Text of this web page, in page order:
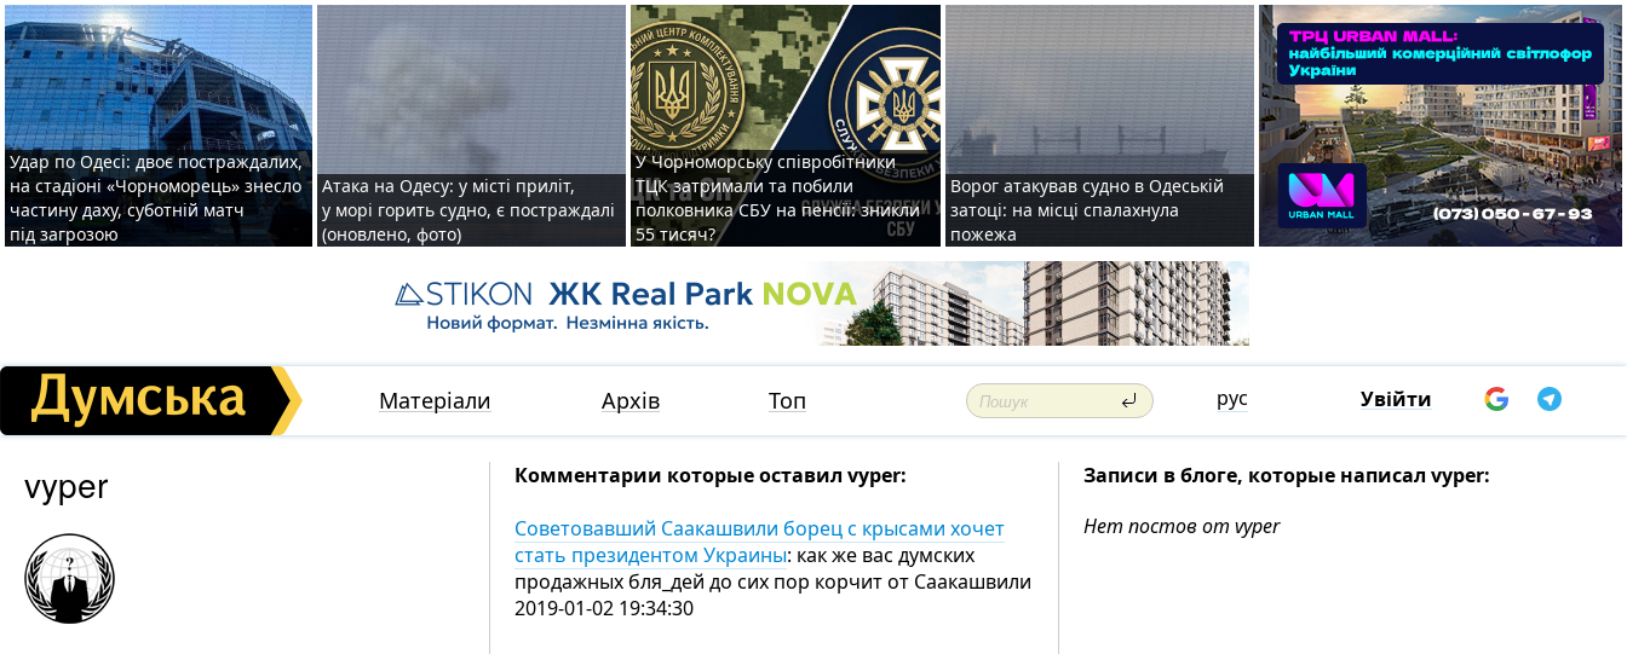
Удар по Одесі: двоє постраждалих,
на стадіоні «Чорноморець» знесло
частину даху, суботній матч
під загрозою
Атака на Одесу: у місті приліт,
у морі горить судно, є постраждалі
(оновлено, фото)
У Чорноморську співробітники
ТЦК затримали та побили
полковника СБУ на пенсії: зникли
55 тисяч?
Ворог атакував судно в Одеській
затоці: на місці спалахнула
пожежа
Матеріали Архів Топ рус Увійти
vyper
Комментарии которые оставил vyper:
Советовавший Саакашвили борец с крысами хочет
стать президентом Украины: как же вас думских
продажных бля_дей до сих пор корчит от Саакашвили
2019-01-02 19:34:30
Записи в блоге, которые написал vyper:
Нет постов от vyper